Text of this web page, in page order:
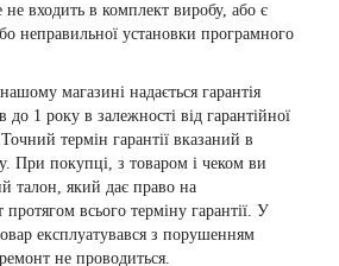
не входить в комплект виробу, або є
неправильної установки програмного
магазині надається гарантія
до 1 року в залежності від гарантійної
термін гарантії вказаний в
При покупці, з товаром і чеком ви
талон, який дає право на
всього терміну гарантії. У
експлуатувався з порушенням
не проводиться.